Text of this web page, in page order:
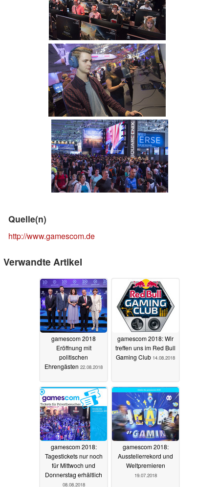
Quelle(n)
http://www.gamescom.de
Verwandte Artikel
gamescom 2018
Eröffnung mit
politischen
Ehrengästen 22.08.2018
gamescom 2018: Wir
treffen uns im Red Bull
Gaming Club 14.08.2018
gamescom 2018:
Tagestickets nur noch
für Mittwoch und
Donnerstag erhältlich
08.08.2018
gamescom 2018:
Ausstellerrekord und
Weltpremieren
19.07.2018